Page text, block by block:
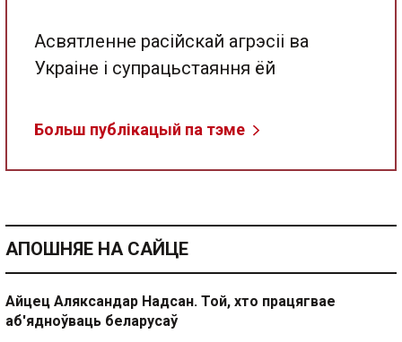
Асвятленне расійскай агрэсіі ва
Украіне і супрацьстаяння ёй
Больш публікацый па тэме
АПОШНЯЕ НА САЙЦЕ
Айцец Аляксандар Надсан. Той, хто працягвае
аб'ядноўваць беларусаў